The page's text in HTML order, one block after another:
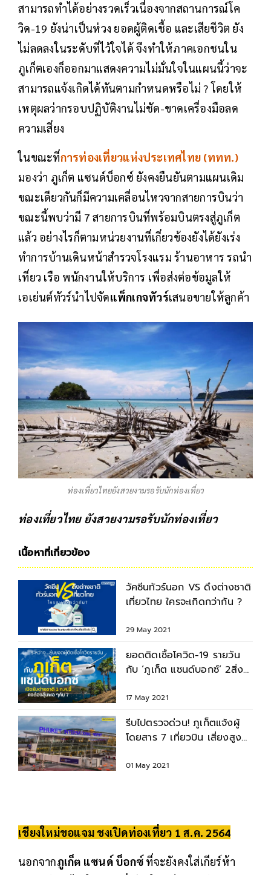
สามารถทำได้อย่างรวดเร็วเนื่องจากสถานการณ์โค
วิด-19 ยังน่าเป็นห่วง ยอดผู้ติดเชื้อ และเสียชีวิต ยัง
ไม่ลดลงในระดับที่ไว้ใจได้ จึงทำให้ภาคเอกชนใน
ภูเก็ตเองก็ออกมาแสดงความไม่มั่นใจในแผนนี้ว่าจะ
สามารถแจ้งเกิดได้ทันตามกำหนดหรือไม่ ? โดยให้
เหตุผลว่ากรอบปฏิบัติงานไม่ชัด-ขาดเครื่องมือลด
ความเสี่ยง
ในขณะที่การท่องเที่ยวแห่งประเทศไทย (ททท.)
มองว่า ภูเก็ต แซนด์บ็อกซ์ ยังคงยืนยันตามแผนเดิม
ขณะเดียวกันก็มีความเคลื่อนไหวจากสายการบินว่า
ขณะนี้พบว่ามี 7 สายการบินที่พร้อมบินตรงสู่ภูเก็ต
แล้ว อย่างไรก็ตามหน่วยงานที่เกี่ยวข้องยังได้ยังเร่ง
ทำการบ้านเดินหน้าสำรวจโรงแรม ร้านอาหาร รถนำ
เที่ยว เรือ พนักงานให้บริการ เพื่อส่งต่อข้อมูลให้
เอเย่นต์ทัวร์นำไปจัดแพ็กเกจทัวร์เสนอขายให้ลูกค้า
ท่องเที่ยวไทยยังสวยงามรอรับนักท่องเที่ยว
ท่องเที่ยวไทย ยังสวยงามรอรับนักท่องเที่ยว
เนื้อหาที่เกี่ยวข้อง
วัคซีนทัวร์นอก VS ดึงต่างชาติ
เที่ยวไทย ใครจะเกิดกว่ากัน ?
29 May 2021
ยอดติดเชื้อโควิด-19 รายวัน
กับ ‘ภูเก็ต แซนด์บอกซ์’ 2สิ่งที่
17 May 2021
รีบไปตรวจด่วน! ภูเก็ตแจ้งผู้
โดยสาร 7 เที่ยวบิน เสี่ยงสูง
01 May 2021
เชียงใหม่ขอแจม ชงเปิดท่องเที่ยว 1 ส.ค. 2564
นอกจากภูเก็ต แซนด์ บ็อกซ์ ที่จะยังคงใส่เกียร์ห้า